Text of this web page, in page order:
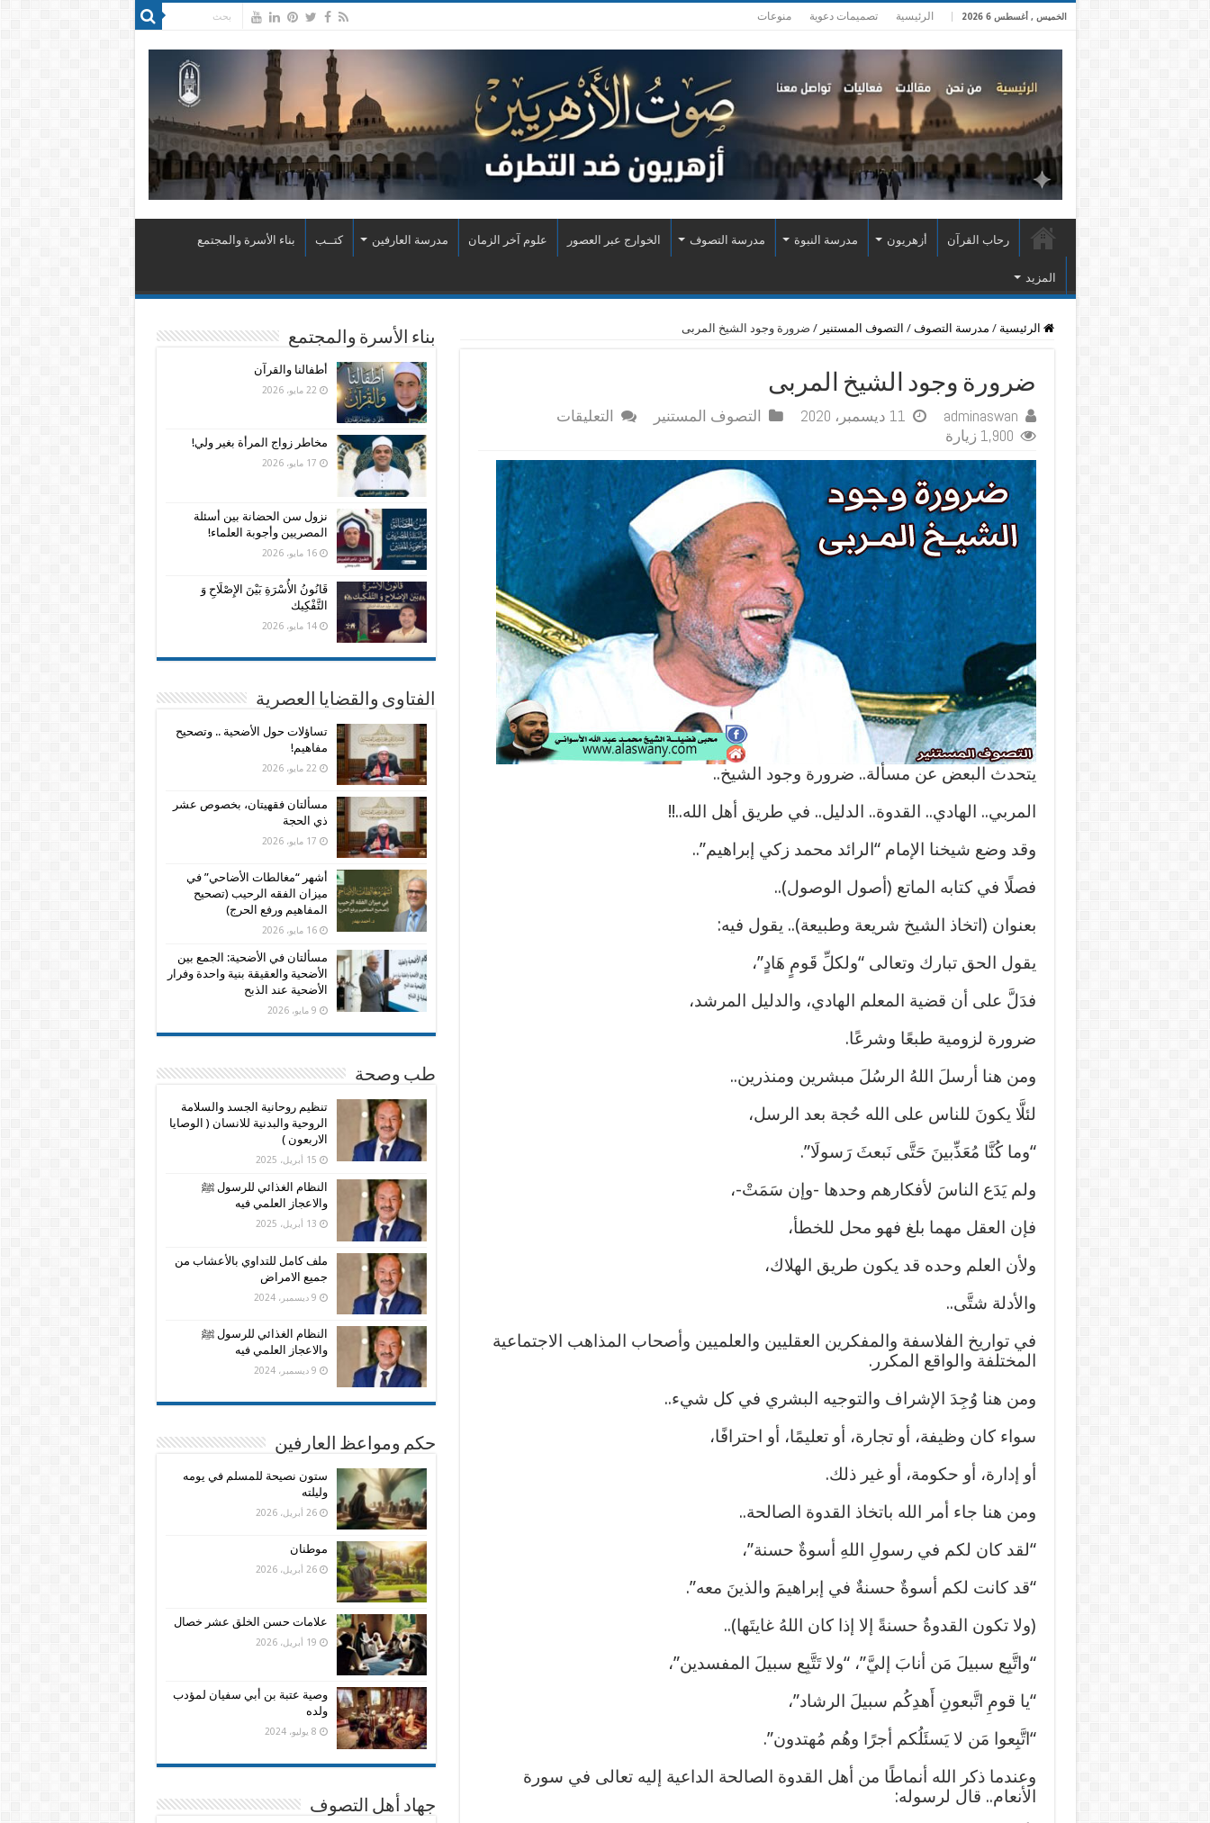
الخميس , أغسطس 6 2026 الرئيسية تصميمات دعوية منوعات
رحاب القرآن أزهريون مدرسة النبوة مدرسة التصوف الخوارج عبر العصور علوم آخر الزمان مدرسة العارفين كتــب بناء الأسرة والمجتمع
المزيد
الرئيسية / مدرسة التصوف / التصوف المستنير / ضرورة وجود الشيخ المربى
ضرورة وجود الشيخ المربى
adminaswan 11 ديسمبر، 2020 التصوف المستنير التعليقات
الشيخ
المربى
مغلقة
1,900 زيارة
يتحدث البعض عن مسألة.. ضرورة وجود الشيخ..
المربي.. الهادي.. القدوة.. الدليل.. في طريق أهل الله..!!
وقد وضع شيخنا الإمام “الرائد محمد زكي إبراهيم”..
فصلًا في كتابه الماتع (أصول الوصول)..
بعنوان (اتخاذ الشيخ شريعة وطبيعة).. يقول فيه:
يقول الحق تبارك وتعالى “ولكلِّ قَومٍ هَادٍ”،
فدَلَّ على أن قضية المعلم الهادي، والدليل المرشد،
ضرورة لزومية طبعًا وشرعًا.
ومن هنا أرسلَ اللهُ الرسُلَ مبشرين ومنذرين..
لئلَّا يكونَ للناس على الله حُجة بعد الرسل،
“وما كُنَّا مُعَذِّبينَ حَتَّى نَبعثَ رَسولَا”.
ولم يَدَع الناسَ لأفكارهم وحدها -وإن سَمَتْ-،
فإن العقل مهما بلغ فهو محل للخطأ،
ولأن العلم وحده قد يكون طريق الهلاك،
والأدلة شتَّى..
في تواريخ الفلاسفة والمفكرين العقليين والعلميين وأصحاب المذاهب الاجتماعية
المختلفة والواقع المكرر.
ومن هنا وُجِدَ الإشراف والتوجيه البشري في كل شيء..
سواء كان وظيفة، أو تجارة، أو تعليمًا، أو احترافًا،
أو إدارة، أو حكومة، أو غير ذلك.
ومن هنا جاء أمر الله باتخاذ القدوة الصالحة..
“لقد كان لكم في رسولِ اللهِ أسوةٌ حسنة”،
“قد كانت لكم أسوةٌ حسنةٌ في إبراهيمَ والذينَ معه”.
(ولا تكون القدوةُ حسنةً إلا إذا كان اللهُ غايتَها)..
“واتَّبِع سبيلَ مَن أنابَ إليَّ”، “ولا تَتَّبِع سبيلَ المفسدين”،
“يا قومِ اتَّبعونِ أَهدِكُم سبيلَ الرشاد”،
“اتَّبِعوا مَن لا يَسئَلُكم أجرًا وهُم مُهتدون”.
وعندما ذكر الله أنماطًا من أهل القدوة الصالحة الداعية إليه تعالى في سورة
الأنعام.. قال لرسوله:
بناء الأسرة والمجتمع
أطفالنا والقرآن
22 مايو، 2026
مخاطر زواج المرأة بغير ولي!
17 مايو، 2026
نزول سن الحضانة بين أسئلة
المصريين وأجوبة العلماء!
16 مايو، 2026
قَانُونُ الأُسْرَةِ بَيْنَ الإِصْلَاحِ وَ
التَّفْكِيك
14 مايو، 2026
الفتاوى والقضايا العصرية
تساؤلات حول الأضحية .. وتصحيح
مفاهيم!
22 مايو، 2026
مسألتان فقهيتان، بخصوص عشر
ذي الحجة
17 مايو، 2026
أشهر “مغالطات الأضاحي” في
ميزان الفقه الرحيب (تصحيح
المفاهيم ورفع الحرج)
16 مايو، 2026
مسألتان في الأضحية: الجمع بين
الأضحية والعقيقة بنية واحدة وفرار
الأضحية عند الذبح
9 مايو، 2026
طب وصحة
تنظيم روحانية الجسد والسلامة
الروحية والبدنية للانسان ( الوصايا
الاربعون )
15 أبريل، 2025
النظام الغذائي للرسول ﷺ
والاعجاز العلمي فيه
13 أبريل، 2025
ملف كامل للتداوي بالأعشاب من
جميع الامراض
9 ديسمبر، 2024
النظام الغذائي للرسول ﷺ
والاعجاز العلمي فيه
9 ديسمبر، 2024
حكم ومواعظ العارفين
ستون نصيحة للمسلم في يومه
وليلته
26 أبريل، 2026
موطنان
26 أبريل، 2026
علامات حسن الخلق عشر خصال
19 أبريل، 2026
وصية عتبة بن أبي سفيان لمؤدب
ولده
8 يوليو، 2024
جهاد أهل التصوف